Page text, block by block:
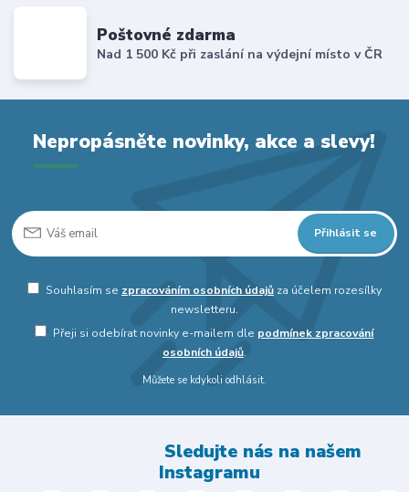
Poštovné zdarma
Nad 1 500 Kč při zaslání na výdejní místo v ČR
Nepropásněte novinky, akce a slevy!
Přihlásit se
Souhlasím se zpracováním osobních údajůza účelem rozesílky
newsletteru.
Přeji si odebírat novinky e-mailem dle podmínek zpracování
osobních údajů.
Můžete se kdykoli odhlásit.
Sledujte nás na našem
Instagramu